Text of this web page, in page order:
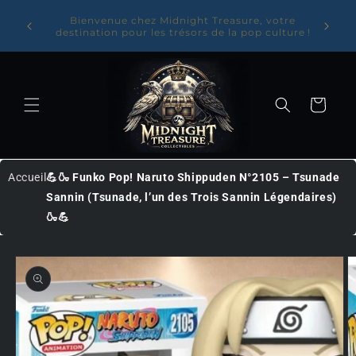
Ignorer et
passer au
!
✨Entrez dans l'univers de Midnight Treasure : 10
% offerts sur votre première commande avec le
code BIENVENUE10✨
avec
Panier
Accueil💪🍶 Funko Pop! Naruto Shippuden N°2105 – Tsunade
Sannin (Tsunade, l’un des Trois Sannin Légendaires)
🍶💪
Passer
aux
informations
produits